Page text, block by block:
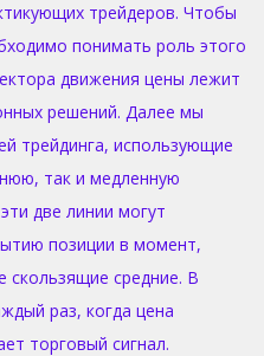
трейдеров. Чтобы
понимать роль этого
движения цены лежит
решений. Далее мы
трейдинга, использующие
так и медленную
две линии могут
позиции в момент,
скользящие средние. В
раз, когда цена
торговый сигнал.